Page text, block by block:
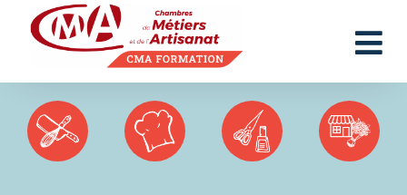
Panneau de gestion des cookies